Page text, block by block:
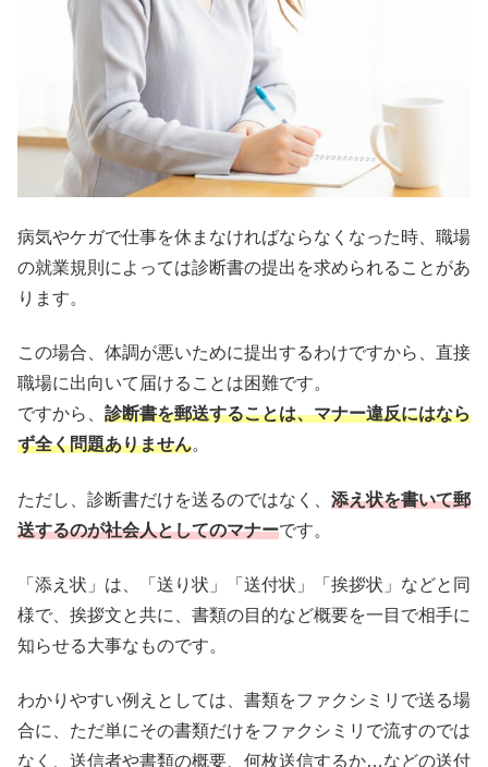
病気やケガで仕事を休まなければならなくなった時、職場
の就業規則によっては診断書の提出を求められることがあ
ります。
この場合、体調が悪いために提出するわけですから、直接
職場に出向いて届けることは困難です。
ですから、 診断書を郵送することは、マナー違反にはなら
ず全く問題ありません。
ただし、診断書だけを送るのではなく、 添え状を書いて郵
送するのが社会人としてのマナーです。
「添え状」は、「送り状」「送付状」「挨拶状」などと同
様で、挨拶文と共に、書類の目的など概要を一目で相手に
知らせる大事なものです。
わかりやすい例えとしては、書類をファクシミリで送る場
合に、ただ単にその書類だけをファクシミリで流すのでは
なく、送信者や書類の概要、何枚送信するか…などの送付